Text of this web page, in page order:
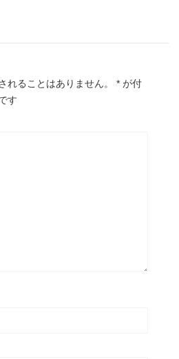
れることはありません。 * が付
す